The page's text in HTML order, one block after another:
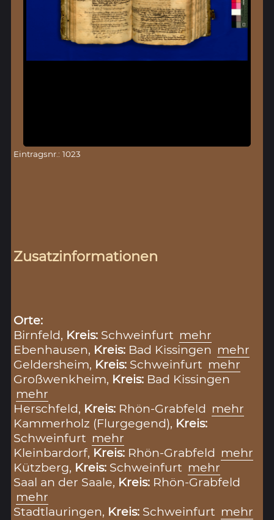
Eintragsnr.: 1023
Zusatzinformationen
Orte:
Birnfeld, Kreis: Schweinfurt mehr
Ebenhausen, Kreis: Bad Kissingen mehr
Geldersheim, Kreis: Schweinfurt mehr
Großwenkheim, Kreis: Bad Kissingen
mehr
Herschfeld, Kreis: Rhön-Grabfeld mehr
Kammerholz (Flurgegend), Kreis:
Schweinfurt mehr
Kleinbardorf, Kreis: Rhön-Grabfeld mehr
Kützberg, Kreis: Schweinfurt mehr
Saal an der Saale, Kreis: Rhön-Grabfeld
mehr
Stadtlauringen, Kreis: Schweinfurt mehr